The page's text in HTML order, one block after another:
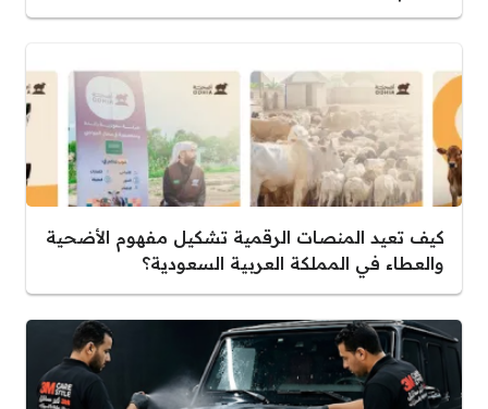
كيف تعيد المنصات الرقمية تشكيل مفهوم الأضحية
والعطاء في المملكة العربية السعودية؟